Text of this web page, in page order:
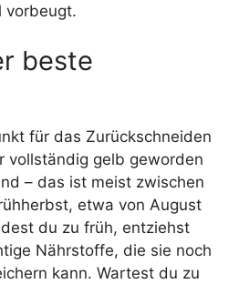
vorbeugt.
beste
für das Zurückschneiden
vollständig gelb geworden
– das ist meist zwischen
etwa von August
du zu früh, entziehst
Nährstoffe, die sie noch
kann. Wartest du zu